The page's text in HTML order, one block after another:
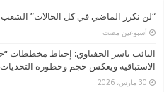
“لن نكرر الماضي في كل الحالات”
‏أسبوعين مضت
النائب ياسر الحفناوي: إحباط مخططات
الاستباقية ويعكس حجم وخطورة التحديات
30 مارس، 2026